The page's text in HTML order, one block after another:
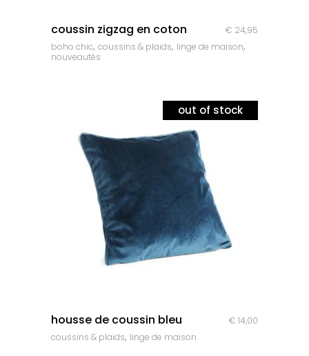
coussin zigzag en coton € 24,95
boho chic, coussins & plaids, linge de maison,
nouveautés
out of stock
housse de coussin bleu € 14,00
coussins & plaids, linge de maison